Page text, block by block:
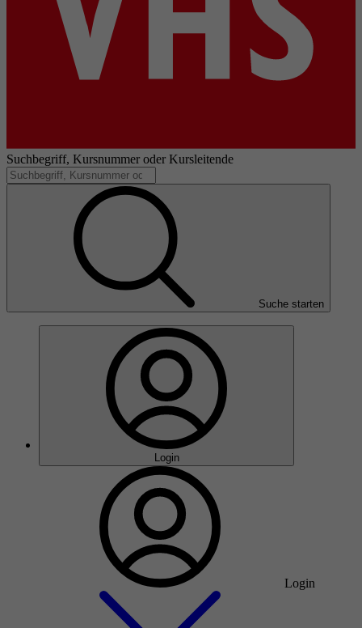
Suchbegriff, Kursnummer oder Kursleitende
Suche starten
Login
Login